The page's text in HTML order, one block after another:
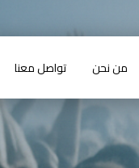
من نحن تواصل معنا